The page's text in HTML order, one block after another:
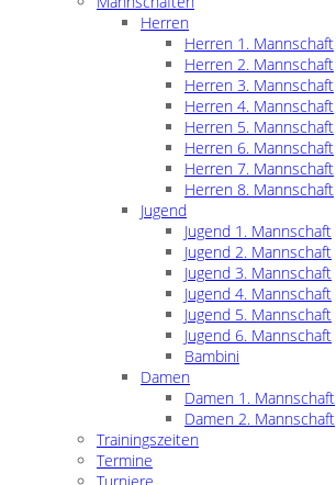
Herren
Herren 1. Mannschaft
Herren 2. Mannschaft
Herren 3. Mannschaft
Herren 4. Mannschaft
Herren 5. Mannschaft
Herren 6. Mannschaft
Herren 7. Mannschaft
Herren 8. Mannschaft
Jugend
Jugend 1. Mannschaft
Jugend 2. Mannschaft
Jugend 3. Mannschaft
Jugend 4. Mannschaft
Jugend 5. Mannschaft
Jugend 6. Mannschaft
Bambini
Damen
Damen 1. Mannschaft
Damen 2. Mannschaft
Trainingszeiten
Termine